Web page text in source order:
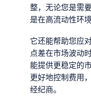
整，无论您是需
是在高流动性环
它还能帮助您应
点差在市场波动
能提供更稳定的
更好地控制费用
经纪商。